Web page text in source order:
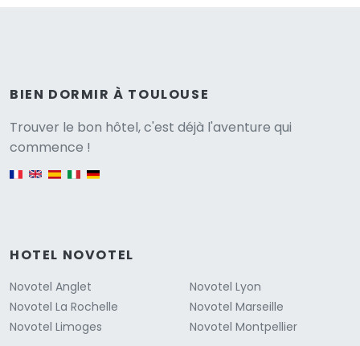
BIEN DORMIR À TOULOUSE
Trouver le bon hôtel, c'est déjà l'aventure qui
commence !
HOTEL NOVOTEL
Novotel Anglet
Novotel La Rochelle
Novotel Limoges
Novotel Lyon
Novotel Marseille
Novotel Montpellier